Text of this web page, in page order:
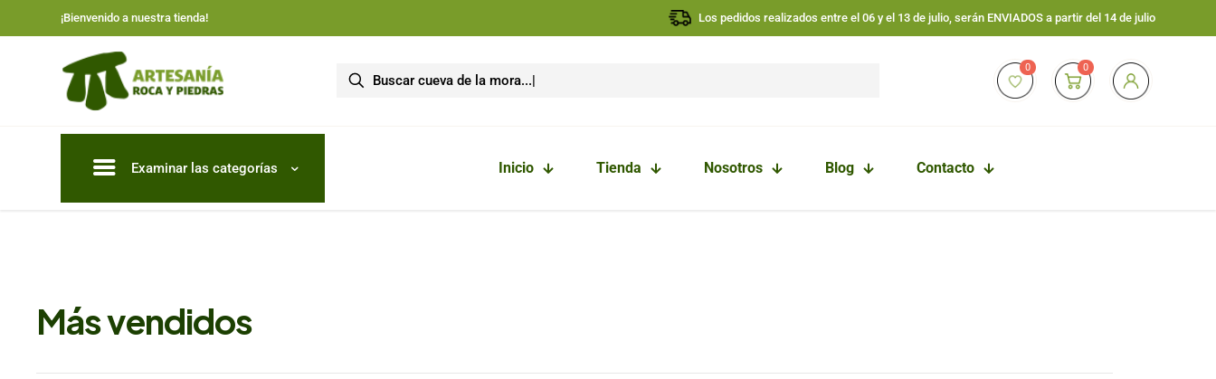
¡Bienvenido a nuestra tienda! Los pedidos realizados entre el 06 y el 13 de julio, serán ENVIADOS a partir del 14 de julio
0 0
Examinar las categorías Inicio Tienda Nosotros Blog Contacto
Más vendidos